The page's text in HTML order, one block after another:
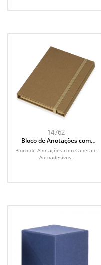
14762
Bloco de Anotações com
Caneta e Autoadesivos
Bloco de Anotações com Caneta e
Autoadesivos.